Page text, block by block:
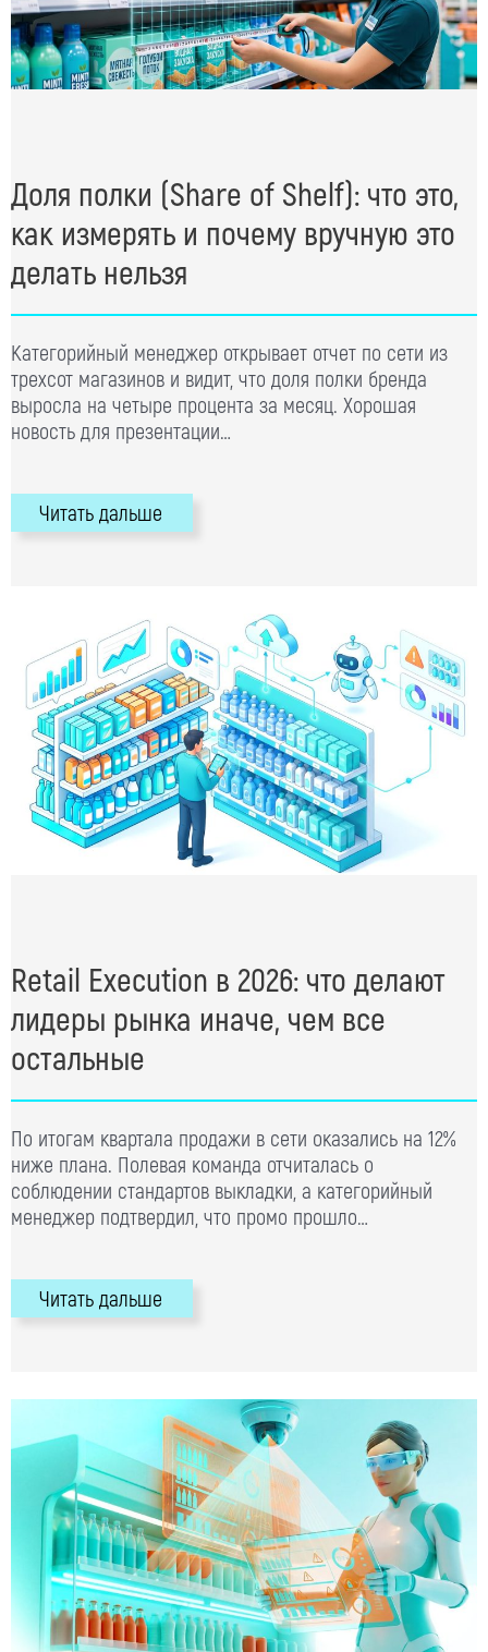
Доля полки (Share of Shelf): что это,
как измерять и почему вручную это
делать нельзя
Категорийный менеджер открывает отчет по сети из
трехсот магазинов и видит, что доля полки бренда
выросла на четыре процента за месяц. Хорошая
новость для презентации…
Читать дальше
Retail Execution в 2026: что делают
лидеры рынка иначе, чем все
остальные
По итогам квартала продажи в сети оказались на 12%
ниже плана. Полевая команда отчиталась о
соблюдении стандартов выкладки, а категорийный
менеджер подтвердил, что промо прошло…
Читать дальше